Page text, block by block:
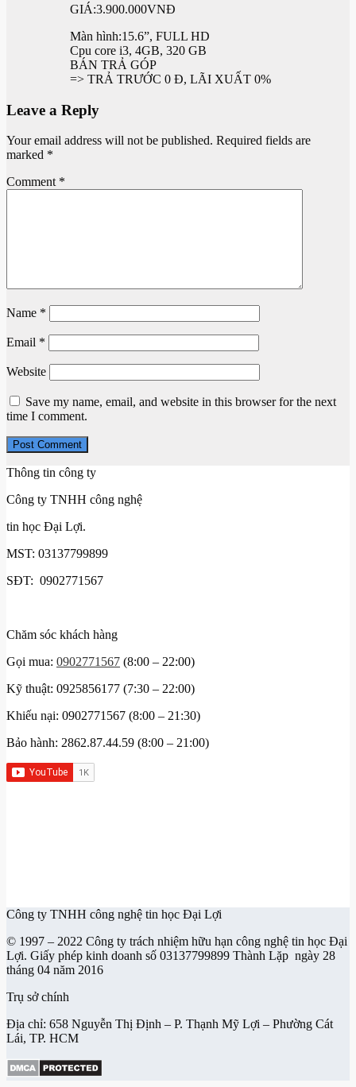
GIÁ:3.900.000VNĐ
Màn hình:15.6”, FULL HD
Cpu core i3, 4GB, 320 GB
BÁN TRẢ GÓP
=> TRẢ TRƯỚC 0 Đ, LÃI XUẤT 0%
Leave a Reply
Your email address will not be published. Required fields are
marked *
Comment *
Name *
Email *
Website
Save my name, email, and website in this browser for the next
time I comment.
Thông tin công ty
Công ty TNHH công nghệ
tin học Đại Lợi.
MST: 03137799899
SĐT: 0902771567
Chăm sóc khách hàng
Gọi mua: 0902771567 (8:00 – 22:00)
Kỹ thuật: 0925856177 (7:30 – 22:00)
Khiếu nại: 0902771567 (8:00 – 21:30)
Bảo hành: 2862.87.44.59 (8:00 – 21:00)
Công ty TNHH công nghệ tin học Đại Lợi
© 1997 – 2022 Công ty trách nhiệm hữu hạn công nghệ tin học Đại
Lợi. Giấy phép kinh doanh số 03137799899 Thành Lặp ngày 28
tháng 04 năm 2016
Trụ sở chính
Địa chỉ: 658 Nguyễn Thị Định – P. Thạnh Mỹ Lợi – Phường Cát
Lái, TP. HCM